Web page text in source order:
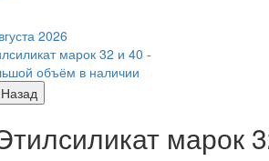
2026
марок 32 и 40 -
объём в наличии
Назад
марок